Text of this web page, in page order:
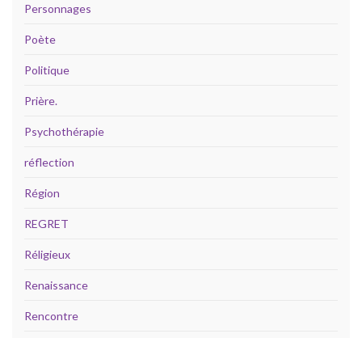
Personnages
Poète
Politique
Prière.
Psychothérapie
réflection
Région
REGRET
Réligieux
Renaissance
Rencontre